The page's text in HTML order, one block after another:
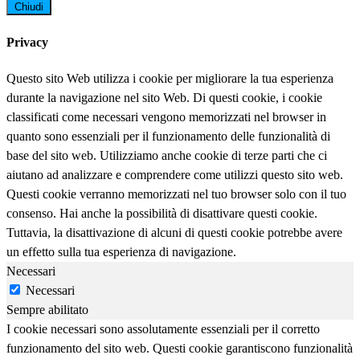
Chiudi
Privacy
Questo sito Web utilizza i cookie per migliorare la tua esperienza
durante la navigazione nel sito Web. Di questi cookie, i cookie
classificati come necessari vengono memorizzati nel browser in
quanto sono essenziali per il funzionamento delle funzionalità di
base del sito web. Utilizziamo anche cookie di terze parti che ci
aiutano ad analizzare e comprendere come utilizzi questo sito web.
Questi cookie verranno memorizzati nel tuo browser solo con il tuo
consenso. Hai anche la possibilità di disattivare questi cookie.
Tuttavia, la disattivazione di alcuni di questi cookie potrebbe avere
un effetto sulla tua esperienza di navigazione.
Necessari
Necessari
Sempre abilitato
I cookie necessari sono assolutamente essenziali per il corretto
funzionamento del sito web. Questi cookie garantiscono funzionalità